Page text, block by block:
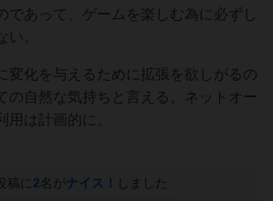
であって、ゲームを楽しむ為に必ずし
い。
変化を与えるために拡張を欲しがるの
の自然な気持ちと言える。ネットオー
用は計画的に。
稿に 2名がナイス！ しました